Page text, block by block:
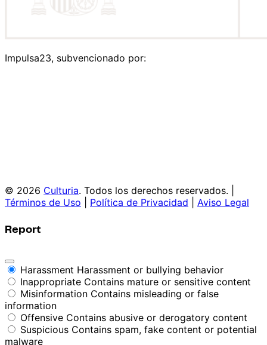
Impulsa23, subvencionado por:
© 2026 Culturia. Todos los derechos reservados. |
Términos de Uso
Política de Privacidad Aviso Legal
Report
Harassment Harassment or bullying behavior
Inappropriate Contains mature or sensitive content
Misinformation Contains misleading or false
information
Offensive Contains abusive or derogatory content
Suspicious Contains spam, fake content or potential
malware